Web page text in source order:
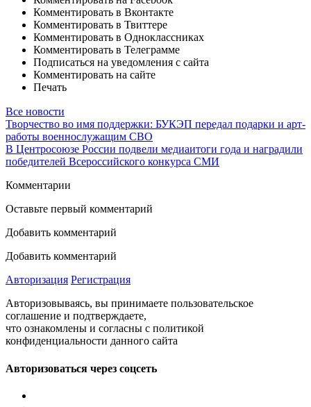
Комментировать в Вконтакте
Комментировать в Твиттере
Комментировать в Одноклассниках
Комментировать в Телеграмме
Подписаться на уведомления с сайта
Комментировать на сайте
Печать
Все новости
Творчество во имя поддержки: БУКЭП передал подарки и арт-
работы военнослужащим СВО
В Центросоюзе России подвели медиаитоги года и наградили
победителей Всероссийского конкурса СМИ
Комментарии
Оставьте первый комментарий
Добавить комментарий
Добавить комментарий
Авторизация Регистрация
Авторизовываясь, вы принимаете пользовательское
соглашение и подтверждаете,
что ознакомлены и согласны с политикой
конфиденциальности данного сайта
Авторизоваться через соцсеть